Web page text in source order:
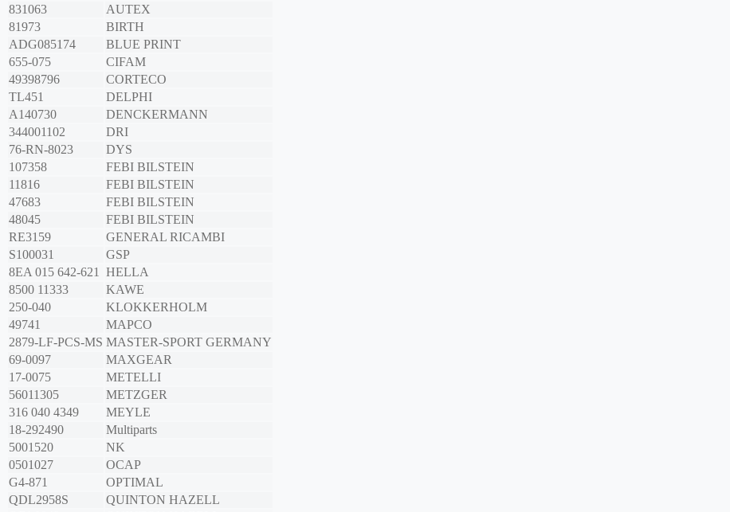
831063
AUTEX
81973
BIRTH
ADG085174
BLUE PRINT
655-075
CIFAM
49398796
CORTECO
TL451
DELPHI
A140730
DENCKERMANN
344001102
DRI
76-RN-8023
DYS
107358
FEBI BILSTEIN
11816
FEBI BILSTEIN
47683
FEBI BILSTEIN
48045
FEBI BILSTEIN
RE3159
GENERAL RICAMBI
S100031
GSP
8EA 015 642-621
HELLA
8500 11333
KAWE
250-040
KLOKKERHOLM
49741
MAPCO
2879-LF-PCS-MS MASTER-SPORT GERMANY
69-0097
MAXGEAR
17-0075
METELLI
56011305
METZGER
316 040 4349
MEYLE
18-292490
Multiparts
5001520
NK
0501027
OCAP
G4-871
OPTIMAL
QDL2958S
QUINTON HAZELL